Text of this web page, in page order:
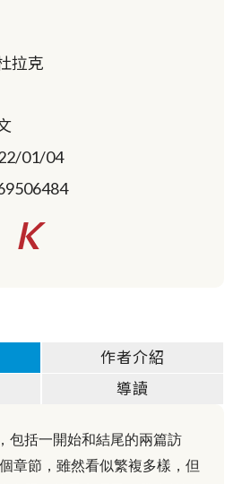
拉克
01/04
作者介紹
導讀
包括一開始和結尾的兩篇訪
章節，雖然看似繁複多樣，但